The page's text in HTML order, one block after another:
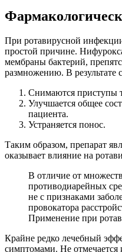
При ротавирусной
простой причине.
мембраны бактерий,
размножению. В результате
Снимаются приступы
Улучшается общее
пациента.
Устраняется понос.
Таким образом, препарат
оказывает влияние на
В отличие от
противодиарейных
не с признаками
провокатора
Применение при
Крайне редко лечебный
симптомами. Не